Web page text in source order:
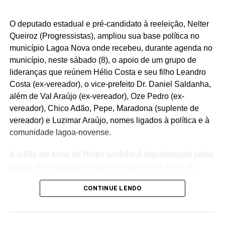
O deputado estadual e pré-candidato à reeleição, Nelter
Queiroz (Progressistas), ampliou sua base política no
município Lagoa Nova onde recebeu, durante agenda no
município, neste sábado (8), o apoio de um grupo de
lideranças que reúnem Hélio Costa e seu filho Leandro
Costa (ex-vereador), o vice-prefeito Dr. Daniel Saldanha,
além de Val Araújo (ex-vereador), Oze Pedro (ex-
vereador), Chico Adão, Pepe, Maradona (suplente de
vereador) e Luzimar Araújo, nomes ligados à política e à
comunidade lagoa-novense.
A união em torno de Nelter também é impulsionada pelas
Santana, entre elas a luta pela pavimentação da estrada
que liga Lagoa Nova a Tenente Laurentino Cruz,
fortalecer a economia regional. A relação de Nelter com
CONTINUE LENDO